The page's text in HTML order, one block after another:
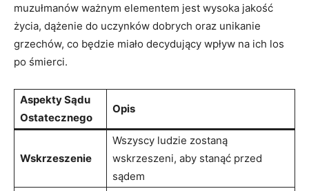
muzułmanów ważnym elementem jest wysoka jakość
życia, dążenie do uczynków dobrych oraz unikanie
grzechów, co będzie miało decydujący wpływ na ich los
⁢po śmierci.
Aspekty Sądu
Ostatecznego
Opis
Wskrzeszenie
Wszyscy ludzie zostaną
wskrzeszeni, aby stanąć przed
sądem